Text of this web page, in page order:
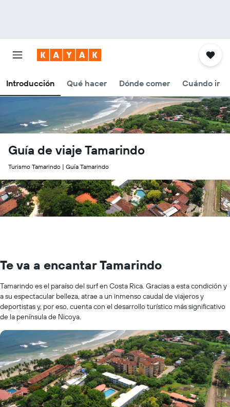
Introducción Qué hacer Dónde comer Cuándo ir
Guía de viaje Tamarindo
Turismo Tamarindo | Guía Tamarindo
Te va a encantar Tamarindo
Tamarindo es el paraíso del surf en Costa Rica. Gracias a esta condición y
a su espectacular belleza, atrae a un inmenso caudal de viajeros y
deportistas y, por eso, cuenta con el desarrollo turístico más significativo
de la península de Nicoya.